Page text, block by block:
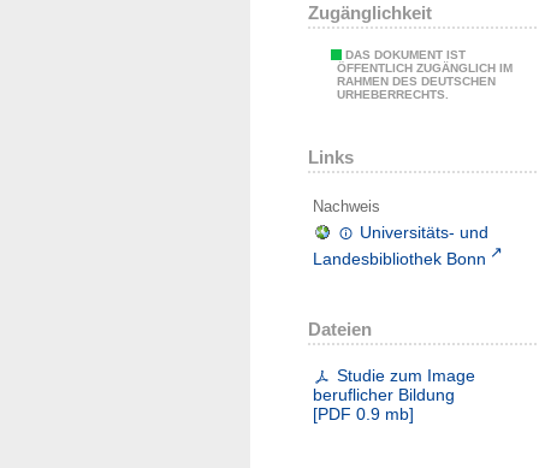
Zugänglichkeit
DAS DOKUMENT IST
ÖFFENTLICH ZUGÄNGLICH IM
RAHMEN DES DEUTSCHEN
URHEBERRECHTS.
Links
Nachweis
Universitäts- und
Landesbibliothek Bonn
Dateien
Studie zum Image
beruflicher Bildung
[PDF 0.9 mb]